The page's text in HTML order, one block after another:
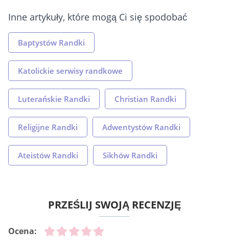
Inne artykuły, które mogą Ci się spodobać
Baptystów Randki
Katolickie serwisy randkowe
Luterańskie Randki Christian Randki
Religijne Randki Adwentystów Randki
Ateistów Randki Sikhów Randki
PRZEŚLIJ SWOJĄ RECENZJĘ
Ocena: